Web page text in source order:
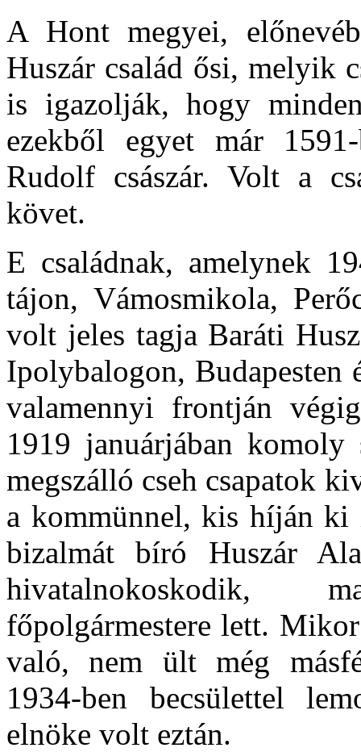
A Hont megyei,
Huszár család ősi, melyik
is igazolják, hogy
ezekből egyet már 1591-
Rudolf császár. Volt a
követ.
E családnak, amelynek
tájon, Vámosmikola,
volt jeles tagja Baráti
Ipolybalogon, Budapesten
valamennyi frontján
1919 januárjában komoly
megszálló cseh csapatok
a kommünnel, kis híján
bizalmát bíró Huszár
hivatalnokoskodik,
főpolgármestere lett.
való, nem ült még
1934-ben becsülettel
elnöke volt eztán.